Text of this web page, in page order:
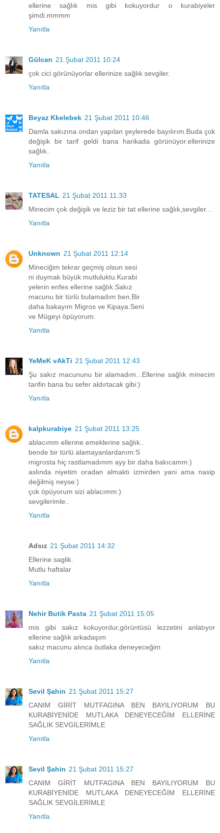
ellerine sağlık mis gibi kokuyordur o kurabiyeler
şimdi.mmmm
Yanıtla
Gülcan 21 Şubat 2011 10:24
çok cici görünüyorlar ellerinize sağlık sevgiler.
Yanıtla
Beyaz Kkelebek 21 Şubat 2011 10:46
Damla sakızına ondan yapılan şeylerede bayılırım.Buda çok
değişik bir tarif geldi bana harikada görünüyor.ellerinize
sağlık..
Yanıtla
TATESAL 21 Şubat 2011 11:33
Minecim çok değişik ve leziz bir tat ellerine sağlık,sevgiler...
Yanıtla
Unknown 21 Şubat 2011 12:14
Mineciğim tekrar geçmiş olsun sesi
ni duymak büyük mutluluktu.Kurabi
yelerin enfes ellerine sağlık.Sakız
macunu bir türlü bulamadım ben.Bir
daha bakayım Migros ve Kipaya.Seni
ve Mügeyi öpüyorum.
Yanıtla
YeMeK vAkTi 21 Şubat 2011 12:43
Şu sakız macununu bir alamadım...Ellerine sağlık minecim
tarifin bana bu sefer aldırtacak gibi:)
Yanıtla
kalpkurabiye 21 Şubat 2011 13:25
ablacımm ellerine emeklerine sağlık..
bende bir türlü alamayanlardanım:S
migrosta hiç rastlamadımm ayy bir daha bakıcamm:)
aslında niyetim oradan almaktı izmirden yani ama nasip
değilmiş neyse:)
çok öpüyorum sizi ablacımm:)
sevgilerimle..
Yanıtla
Adsız 21 Şubat 2011 14:32
Ellerine saglik.
Mutlu haftalar
Yanıtla
Nehir Butik Pasta 21 Şubat 2011 15:05
mis gibi sakız kokuyordur,görüntüsü lezzetini anlatıyor
ellerine sağlık arkadaşım
sakız macunu alınca öutlaka deneyeceğim
Yanıtla
Sevil Şahin 21 Şubat 2011 15:27
CANIM GİRİT MUTFAGINA BEN BAYILIYORUM BU
KURABİYENİDE MUTLAKA DENEYECEĞİM ELLERİNE
SAĞLIK SEVGİLERİMLE
Yanıtla
Sevil Şahin 21 Şubat 2011 15:27
CANIM GİRİT MUTFAGINA BEN BAYILIYORUM BU
KURABİYENİDE MUTLAKA DENEYECEĞİM ELLERİNE
SAĞLIK SEVGİLERİMLE
Yanıtla